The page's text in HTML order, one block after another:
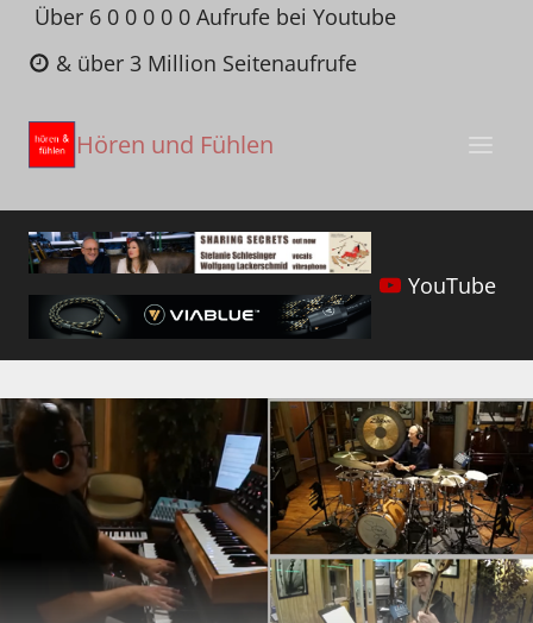
Zum
Inhalt
springen
Über 6 0 0 0 0 0 Aufrufe bei Youtube
& über 3 Million Seitenaufrufe
Hören und Fühlen
YouTube